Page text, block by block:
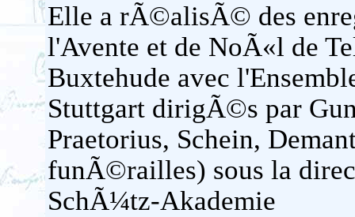
Elle a rÃ©alisÃ© des
l'Avente et de NoÃ«l de
Buxtehude avec
Stuttgart dirigÃ©s par
Praetorius, Schein,
funÃ©railles) sous la
SchÃ¼tz-Akademie